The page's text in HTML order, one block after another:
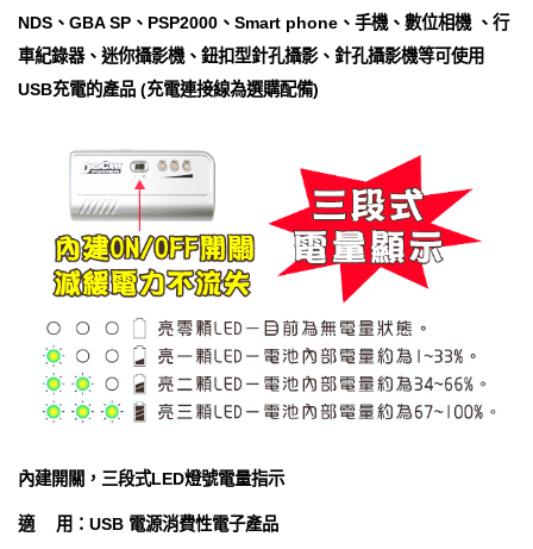
NDS、GBA SP、PSP2000、Smart phone、手機、數位相機 、行
車紀錄器、迷你攝影機、鈕扣型針孔攝影、針孔攝影機等可使用
USB充電的產品 (充電連接線為選購配備)
內建開關，三段式LED燈號電量指示
適 用：USB 電源消費性電子產品